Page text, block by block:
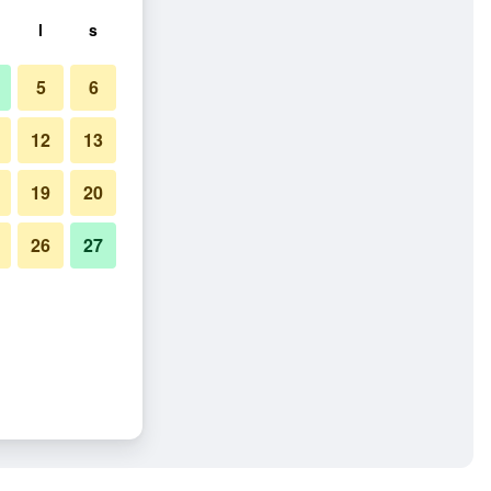
l s
5 6
12 13
19 20
26 27